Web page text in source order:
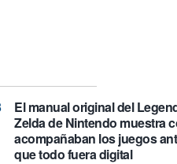
El manual original del
Zelda de Nintendo muestra
acompañaban los juegos
que todo fuera digital